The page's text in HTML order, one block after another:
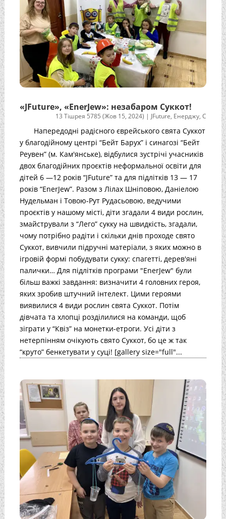
«JFuture», «EnerJew»: незабаром Суккот!
13 Тішрея 5785 (Жов 15, 2024) | JFuture, Енерджу,С
Напередодні радісного єврейського свята Суккот
у благодійному центрі “Бейт Барух” і синагозі “Бейт
Реувен” (м. Кам'янське), відбулися зустрічі учасників
двох благодійних проєктів неформальної освіти для
дітей 6 —12 років “JFuture” та для підлітків 13 — 17
років “EnerJew”. Разом з Лілах Шніповою, Даніелою
Нудельман і Товою-Рут Рудасьовою, ведучими
проєктів у нашому місті, діти згадали 4 види рослин,
змайстрували з “Лего” сукку на швидкість, згадали,
чому потрібно радіти і скільки днів проходе свято
Суккот, вивчили підручні матеріали, з яких можно в
ігровій формі побудувати сукку: спагетті, дерев'яні
палички… Для підлітків програми "EnerJew" були
більш важкі завдання: визначити 4 головних героя,
яких зробив штучний інтелект. Цими героями
виявилися 4 види рослин свята Суккот. Потім
дівчата та хлопці розділилися на команди, щоб
зіграти у “Квіз” на монетки-етроги. Усі діти з
нетерпінням очікують свято Суккот, бо це ж так
“круто” бенкетувати у суці! [gallery size="full"...